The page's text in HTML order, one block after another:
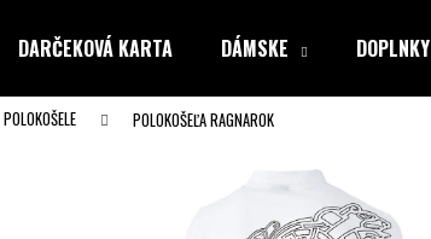
DARČEKOVÁ KARTA DÁMSKE DOPLNKY
POLOKOŠELE POLOKOŠEĽA RAGNAROK
Čo potrebujete nájsť?
HĽADAŤ